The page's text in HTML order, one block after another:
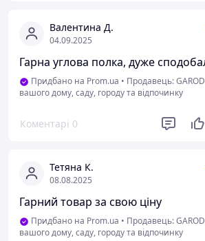
Валентина Д.
04.09.2025
Гарна углова полка, дуже
Придбано на Prom.ua • Продавець:
вашого дому, саду, городу та відпочинку
Коментарі 0
Тетяна К.
08.08.2025
Гарний товар за свою ціну
Придбано на Prom.ua • Продавець:
вашого дому, саду, городу та відпочинку